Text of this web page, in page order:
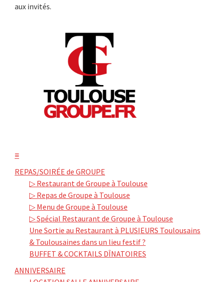
aux invités.
≡
REPAS/SOIRÉE de GROUPE
▷ Restaurant de Groupe à Toulouse
▷ Repas de Groupe à Toulouse
▷ Menu de Groupe à Toulouse
▷ Spécial Restaurant de Groupe à Toulouse
Une Sortie au Restaurant à PLUSIEURS Toulousains
& Toulousaines dans un lieu festif ?
BUFFET & COCKTAILS DÎNATOIRES
ANNIVERSAIRE